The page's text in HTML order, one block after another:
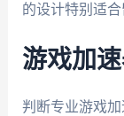
的设计特别适
游戏加
判断专业游戏